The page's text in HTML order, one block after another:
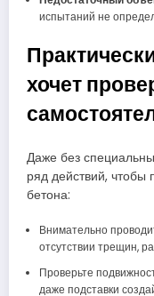
испытаний не
хочет
Даже без
ряд действий, чтобы
бетона:
Внимательно
отсутствии трещин,
Проверьте
даже подставки